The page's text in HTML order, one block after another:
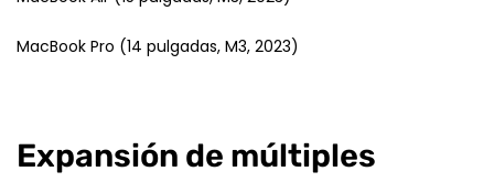
MacBook Pro (14 pulgadas, M3, 2023)
Expansión de múltiples